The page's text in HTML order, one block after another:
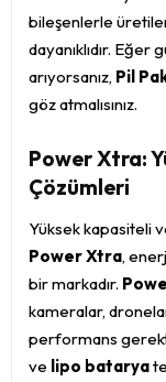
bileşenlerle
dayanıklıdır.
arıyorsanız, Pil
göz atmalısınız.
Power Xtra:
Çözümleri
Yüksek kapasiteli
Power Xtra,
bir markadır.
kameralar,
performans
ve lipo batarya